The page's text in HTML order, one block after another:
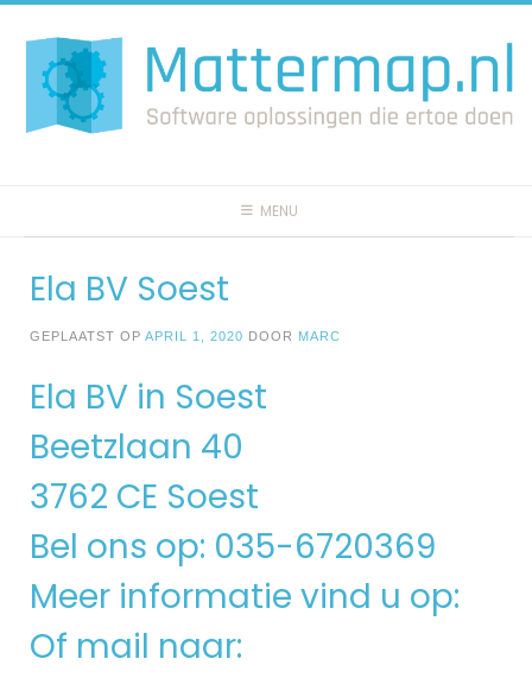
naar
inhoud
MENU
Ela BV Soest
GEPLAATST OP APRIL 1, 2020 DOOR MARC
Ela BV in Soest
Beetzlaan 40
3762 CE Soest
Bel ons op: 035-6720369
Meer informatie vind u op:
Of mail naar: